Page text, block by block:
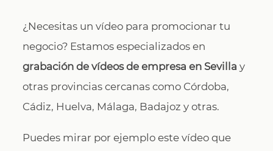
¿Necesitas un vídeo para promocionar tu
negocio? Estamos especializados en
grabación de vídeos de empresa en Sevilla y
otras provincias cercanas como Córdoba,
Cádiz, Huelva, Málaga, Badajoz y otras.
Puedes mirar por ejemplo este vídeo que